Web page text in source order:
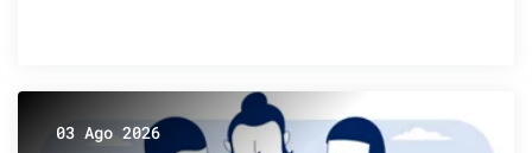
03 Ago 2026